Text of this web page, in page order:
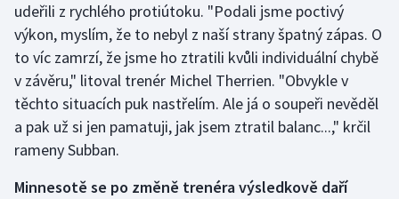
Veslování
Vodní slalom
Volejbal
Ostatní
udeřili z rychlého protiútoku. "Podali jsme poctivý
výkon, myslím, že to nebyl z naší strany špatný zápas. O
to víc zamrzí, že jsme ho ztratili kvůli individuální chybě
v závěru," litoval trenér Michel Therrien. "Obvykle v
těchto situacích puk nastřelím. Ale já o soupeři nevěděl
a pak už si jen pamatuji, jak jsem ztratil balanc...," krčil
rameny Subban.
Minnesotě se po změně trenéra výsledkově daří